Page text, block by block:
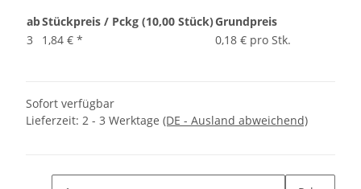
abStückpreis / Pckg (10,00 Stück)Grundpreis
3
1,84 € * 0,18 € pro Stk.
Sofort verfügbar
Lieferzeit: 2 - 3 Werktage (DE - Ausland abweichend)